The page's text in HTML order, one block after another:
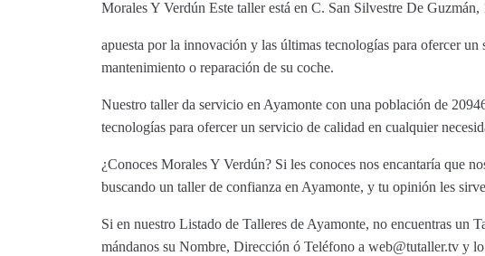
Morales Y Verdún Este taller está en C. San Silvestre De
apuesta por la innovación y las últimas tecnologías para ofercer
mantenimiento o reparación de su coche.
Nuestro taller da servicio en Ayamonte con una población de
tecnologías para ofercer un servicio de calidad en cualquier
¿Conoces Morales Y Verdún? Si les conoces nos encantaría que
buscando un taller de confianza en Ayamonte, y tu opinión les
Si en nuestro Listado de Talleres de Ayamonte, no encuentras un
mándanos su Nombre, Dirección ó Teléfono a web@tutaller.tv y